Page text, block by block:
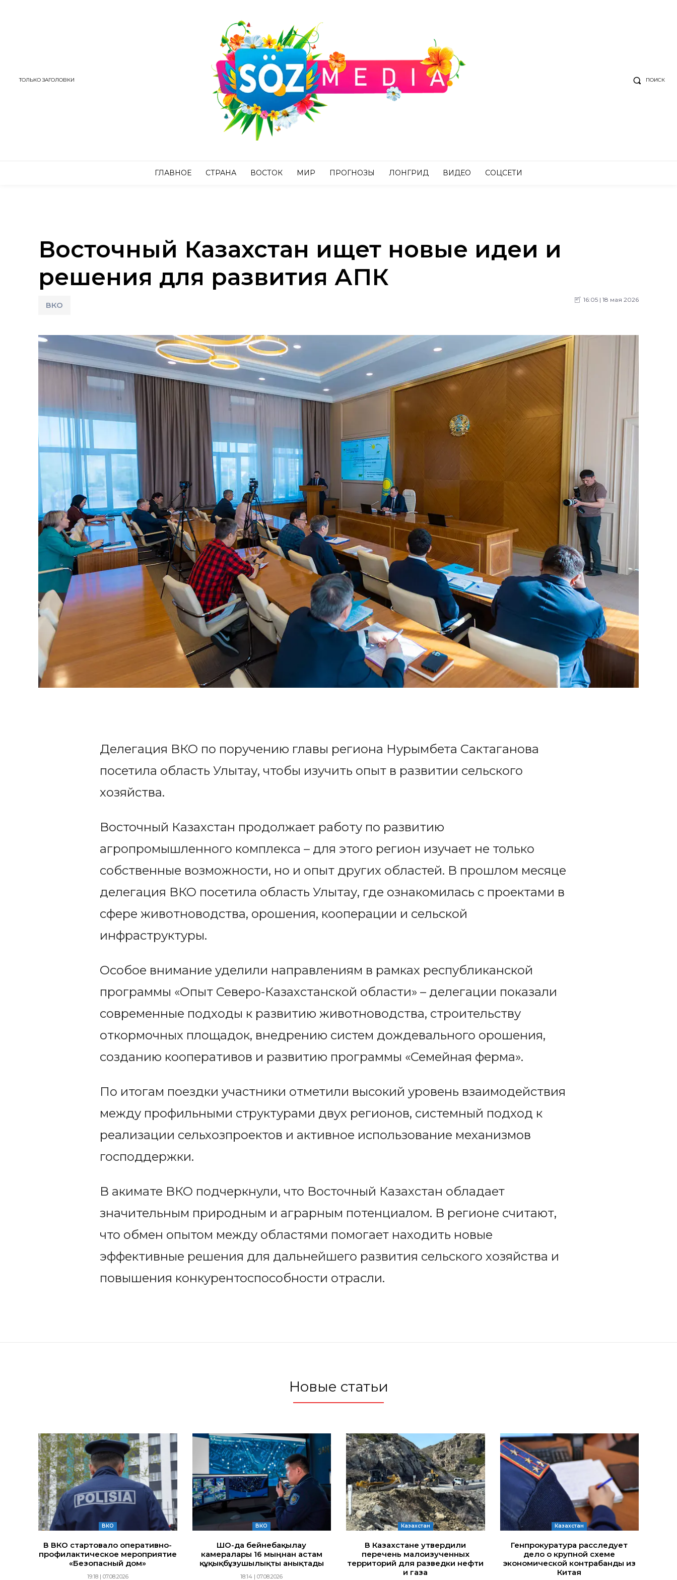
ТОЛЬКО ЗАГОЛОВКИ ПОИСК
ГЛАВНОЕ СТРАНА ВОСТОК МИР ПРОГНОЗЫ ЛОНГРИД ВИДЕО СОЦСЕТИ
Восточный Казахстан ищет новые идеи и
решения для развития АПК
ВКО
16:05 | 18 мая 2026
Делегация ВКО по поручению главы региона Нурымбета Сактаганова
посетила область Улытау, чтобы изучить опыт в развитии сельского
хозяйства.
Восточный Казахстан продолжает работу по развитию
агропромышленного комплекса – для этого регион изучает не только
собственные возможности, но и опыт других областей. В прошлом месяце
делегация ВКО посетила область Улытау, где ознакомилась с проектами в
сфере животноводства, орошения, кооперации и сельской
инфраструктуры.
Особое внимание уделили направлениям в рамках республиканской
программы «Опыт Северо-Казахстанской области» – делегации показали
современные подходы к развитию животноводства, строительству
откормочных площадок, внедрению систем дождевального орошения,
созданию кооперативов и развитию программы «Семейная ферма».
По итогам поездки участники отметили высокий уровень взаимодействия
между профильными структурами двух регионов, системный подход к
реализации сельхозпроектов и активное использование механизмов
господдержки.
В акимате ВКО подчеркнули, что Восточный Казахстан обладает
значительным природным и аграрным потенциалом. В регионе считают,
что обмен опытом между областями помогает находить новые
эффективные решения для дальнейшего развития сельского хозяйства и
повышения конкурентоспособности отрасли.
Новые статьи
ВКО
В ВКО стартовало оперативно-
профилактическое мероприятие
«Безопасный дом»
19:18 | 07.08.2026
ВКО
ШҚО-да бейнебақылау
камералары 16 мыңнан астам
құқықбұзушылықты анықтады
18:14 | 07.08.2026
Казахстан
В Казахстане утвердили
перечень малоизученных
территорий для разведки нефти
и газа
Казахстан
Генпрокуратура расследует
дело о крупной схеме
экономической контрабанды из
Китая